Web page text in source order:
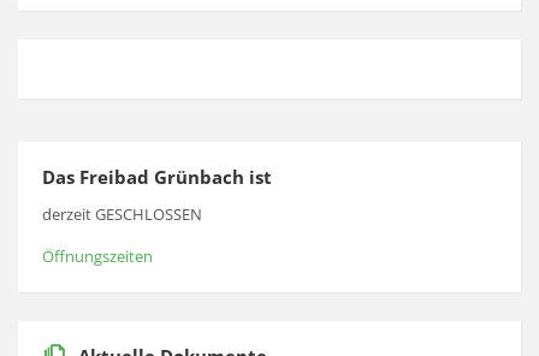
Das Freibad Grünbach ist
derzeit GESCHLOSSEN
Öffnungszeiten